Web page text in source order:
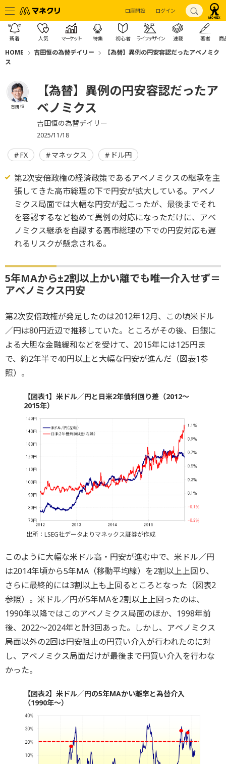
口座開設 ログイン
新着 人気 マーケット 特集 初心者 ライフデザイン 連載 著者 商
HOME 吉田恒の為替デイリー
【為替】異例の円安容認だったアベノミク
ス
吉田 恒
【為替】異例の円安容認だったア
ベノミクス
吉田恒の為替デイリー
2025/11/18
FX マネックス ドル円
第2次安倍政権の経済政策であるアベノミクスの継承を主
張してきた高市総理の下で円安が拡大している。アベノ
ミクス局面では大幅な円安が起こったが、最後までそれ
を容認するなど極めて異例の対応になっただけに、アベ
ノミクス継承を自認する高市総理の下での円安対応も遅
れるリスクが懸念される。
5年MAから±2割以上かい離でも唯一介入せず＝
アベノミクス円安
第2次安倍政権が発足したのは2012年12月、この頃米ドル
／円は80円近辺で推移していた。ところがその後、日銀に
よる大胆な金融緩和などを受けて、2015年には125円ま
で、約2年半で40円以上と大幅な円安が進んだ（図表1参
照）。
【図表1】米ドル／円と日米2年債利回り差（2012～
2015年）
出所：LSEG社データよりマネックス証券が作成
このように大幅な米ドル高・円安が進む中で、米ドル／円
は2014年頃から5年MA（移動平均線）を2割以上上回り、
さらに最終的には3割以上も上回るところとなった（図表2
参照）。米ドル／円が5年MAを2割以上上回ったのは、
1990年以降ではこのアベノミクス局面のほか、1998年前
後、2022～2024年と計3回あった。しかし、アベノミクス
局面以外の2回は円安阻止の円買い介入が行われたのに対
し、アベノミクス局面だけが最後まで円買い介入を行わな
かった。
【図表2】米ドル／円の5年MAかい離率と為替介入
（1990年～）